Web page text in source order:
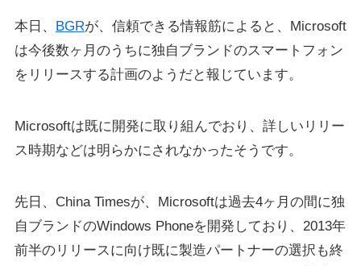
本日、 BGRが、信頼できる情報筋によると、Microsoft
は今後数ヶ月のうちに独自ブランドのスマートフォン
をリリースする計画のようだと報じています。
Microsoftは既に開発に取り組んでおり、詳しいリリー
ス時期などは明らかにされなかったそうです。
先日、China Timesが、Microsoftは過去4ヶ月の間に独
自ブランドのWindows Phoneを開発しており、2013年
前半のリリースに向け既に製造パートナーの選択も終